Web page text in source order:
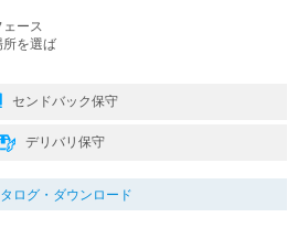
ース
を選ば
センドバック保守
デリバリ保守
ログ・ダウンロード